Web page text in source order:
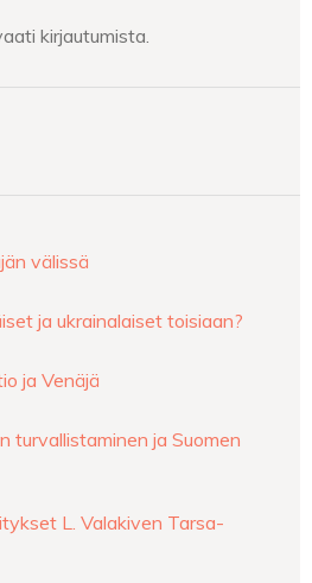
kirjautumista.
välissä
ja ukrainalaiset toisiaan?
ja Venäjä
turvallistaminen ja Suomen
L. Valakiven Tarsa-